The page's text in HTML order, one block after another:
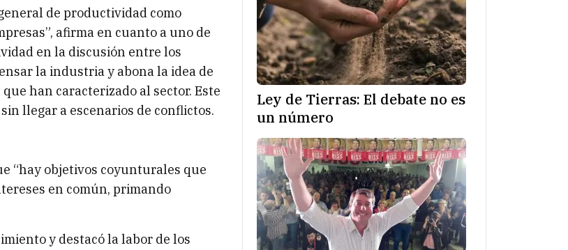
de productividad como
afirma en cuanto a uno de
en la discusión entre los
la industria y abona la idea de
han caracterizado al sector. Este
llegar a escenarios de conflictos.
“hay objetivos coyunturales que
en común, primando
y destacó la labor de los
Ley de Tierras: El debate no es
un número